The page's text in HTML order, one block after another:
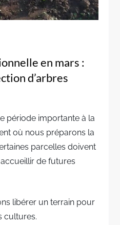
en mars :
d’arbres
période importante à la
où nous préparons la
parcelles doivent
de futures
libérer un terrain pour
cultures.